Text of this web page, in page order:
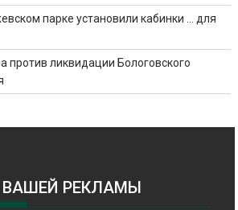
парке установили кабинки … для
против ликвидации Бологовского
РЕКЛАМЫ